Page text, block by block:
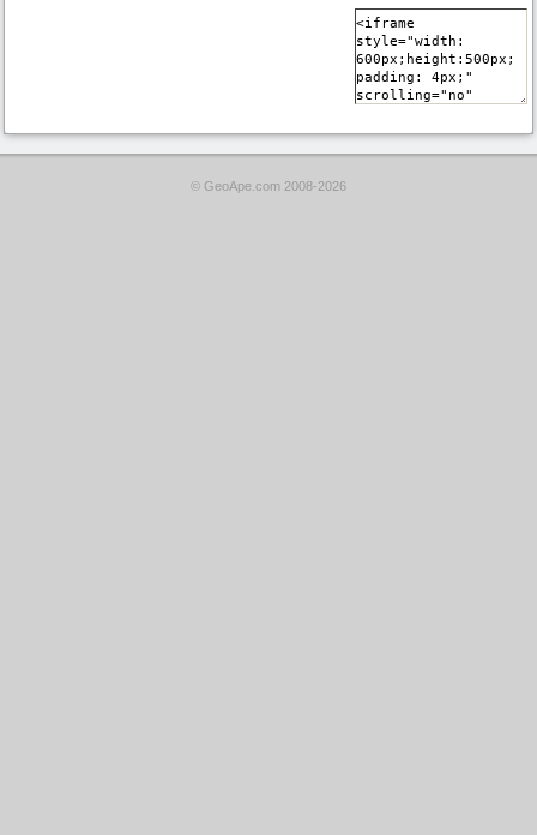
© GeoApe.com 2008-2026